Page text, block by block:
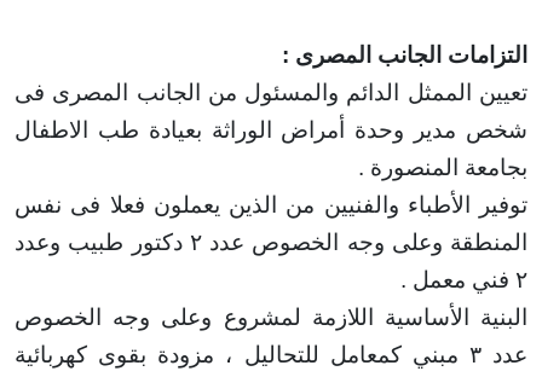
الجانب المصرى:
الممثل الدائم والمسئول من الجانب المصرى فى
وحدة أمراض
الوراثة بعيادة طب الاطفال
المنصورة .
الأطباء والفنيين من الذين يعملون فعلا فى نفس
وعلى وجه الخصوص
عدد ٢ دكتور طبيب وعدد
الأساسية اللازمة لمشروع وعلى وجه الخصوص
عدد ٣ مبني كمعامل للتحاليل ، مزودة بقوى كهربائية